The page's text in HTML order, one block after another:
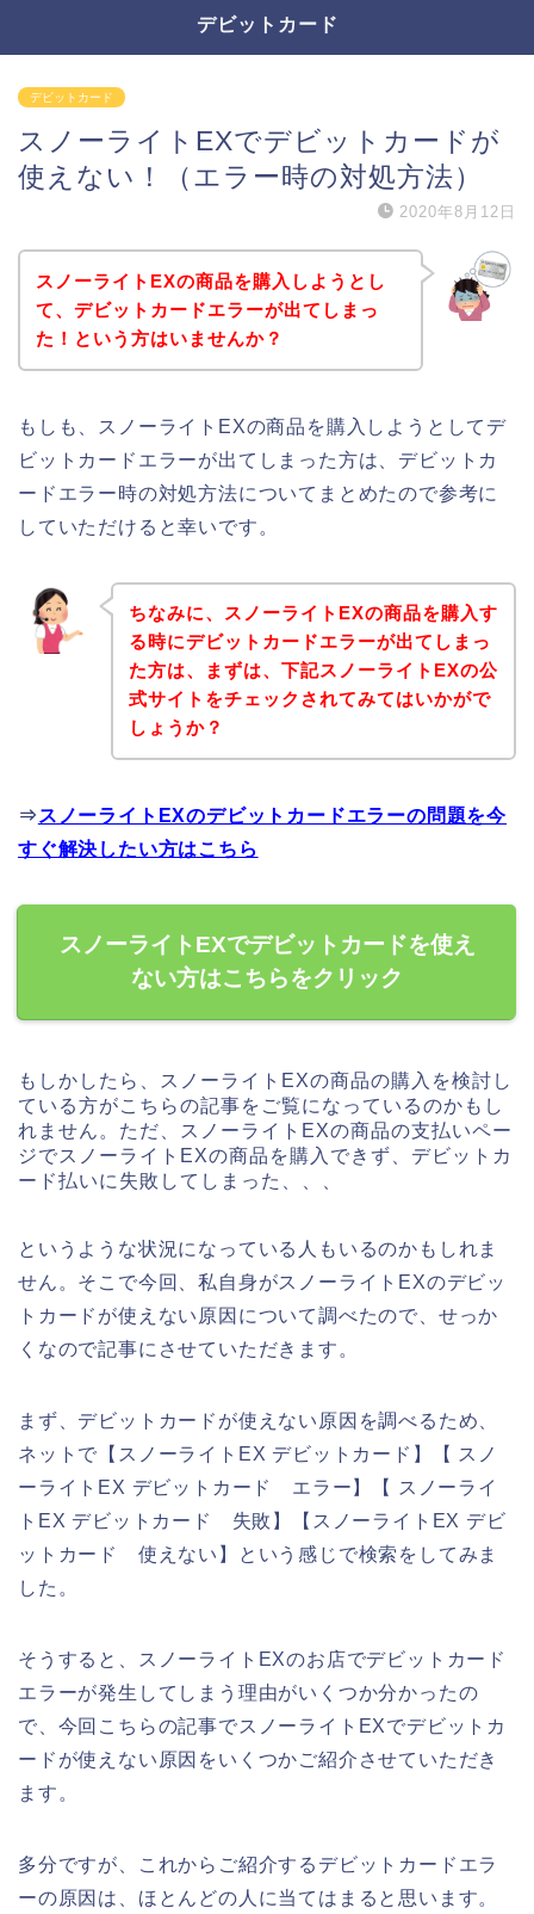
デビットカード
デビットカード
スノーライトEXでデビットカードが
使えない！（エラー時の対処方法）
2020年8月12日
スノーライトEXの商品を購入しようとし
て、デビットカードエラーが出てしまっ
た！という方はいませんか？
もしも、スノーライトEXの商品を購入しようとしてデ
ビットカードエラーが出てしまった方は、デビットカ
ードエラー時の対処方法についてまとめたので参考に
していただけると幸いです。
ちなみに、スノーライトEXの商品を購入す
る時にデビットカードエラーが出てしまっ
た方は、まずは、下記スノーライトEXの公
式サイトをチェックされてみてはいかがで
しょうか？
⇒ スノーライトEXのデビットカードエラーの問題を今
すぐ解決したい方はこちら
スノーライトEXでデビットカードを使え
ない方はこちらをクリック
もしかしたら、スノーライトEXの商品の購入を検討し
ている方がこちらの記事をご覧になっているのかもし
れません。ただ、スノーライトEXの商品の支払いペー
ジでスノーライトEXの商品を購入できず、デビットカ
ード払いに失敗してしまった、、、
というような状況になっている人もいるのかもしれま
せん。そこで今回、私自身がスノーライトEXのデビッ
トカードが使えない原因について調べたので、せっか
くなので記事にさせていただきます。
まず、デビットカードが使えない原因を調べるため、
ネットで【スノーライトEX デビットカード】【 スノ
ーライトEX デビットカード エラー】【 スノーライ
トEX デビットカード 失敗】【スノーライトEX デビ
ットカード 使えない】という感じで検索をしてみま
した。
そうすると、スノーライトEXのお店でデビットカード
エラーが発生してしまう理由がいくつか分かったの
で、今回こちらの記事でスノーライトEXでデビットカ
ードが使えない原因をいくつかご紹介させていただき
ます。
多分ですが、これからご紹介するデビットカードエラ
ーの原因は、ほとんどの人に当てはまると思います。